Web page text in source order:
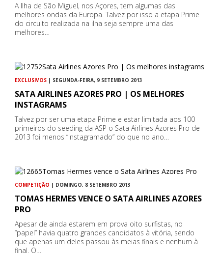
A Ilha de São Miguel, nos Açores, tem algumas das
melhores ondas da Europa. Talvez por isso a etapa Prime
do circuito realizada na ilha seja sempre uma das
melhores…
EXCLUSIVOS | SEGUNDA-FEIRA, 9 SETEMBRO 2013
SATA AIRLINES AZORES PRO | OS MELHORES
INSTAGRAMS
Talvez por ser uma etapa Prime e estar limitada aos 100
primeiros do seeding da ASP o Sata Airlines Azores Pro de
2013 foi menos “instagramado” do que no ano…
COMPETIÇÃO | DOMINGO, 8 SETEMBRO 2013
TOMAS HERMES VENCE O SATA AIRLINES AZORES
PRO
Apesar de ainda estarem em prova oito surfistas, no
“papel” havia quatro grandes candidatos à vitória, sendo
que apenas um deles passou às meias finais e nenhum à
final. O…